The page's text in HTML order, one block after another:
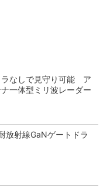
ラなしで見守り可能 ア
ナ一体型ミリ波レーダー
放射線GaNゲートドラ